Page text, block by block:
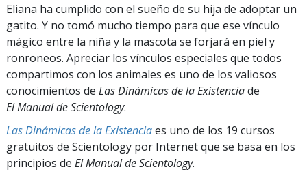
Eliana ha cumplido con el sueño de su hija de adoptar un
gatito. Y no tomó mucho tiempo para que ese vínculo
mágico entre la niña y la mascota se forjará en piel y
ronroneos. Apreciar los vínculos especiales que todos
compartimos con los animales es uno de los valiosos
conocimientos de Las Dinámicas de la Existenciade
El Manual de Scientology.
Las Dinámicas de la Existenciaes uno de los 19 cursos
gratuitos de Scientology por Internet que se basa en los
principios de El Manual de Scientology.